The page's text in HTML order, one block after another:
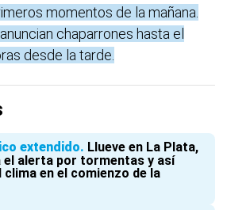
momentos de la mañana.
chaparrones hasta el
desde la tarde.
extendido Llueve en La Plata,
el alerta por tormentas y así
en el comienzo de la